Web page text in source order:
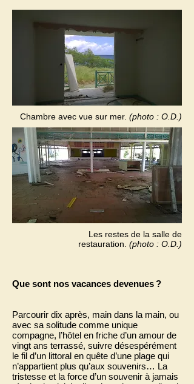
Chambre avec vue sur mer. (photo : O.D.)
Les restes de la salle de
restauration. (photo : O.D.)
Que sont nos vacances devenues ?
Parcourir dix après, main dans la main, ou
avec sa solitude comme unique
compagne, l’hôtel en friche d’un amour de
vingt ans terrassé, suivre désespérément
le fil d’un littoral en quête d’une plage qui
n’appartient plus qu’aux souvenirs… La
tristesse et la force d’un souvenir à jamais